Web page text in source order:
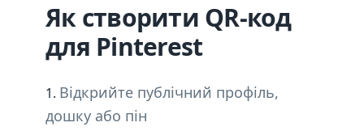
Як створити QR-код
для Pinterest
Відкрийте публічний профіль,
дошку або пін